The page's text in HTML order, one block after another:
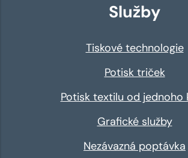
Služby
Tiskové technologie
Potisk triček
Potisk textilu od jednoho
Grafické služby
Nezávazná poptávka